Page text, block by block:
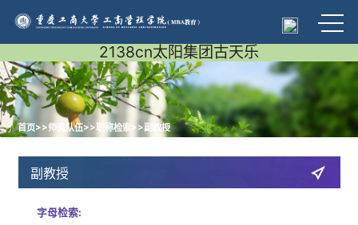
2138cn太阳集团古天乐
首页>>师资队伍>>职称检索>>副教授
副教授
字母检索: